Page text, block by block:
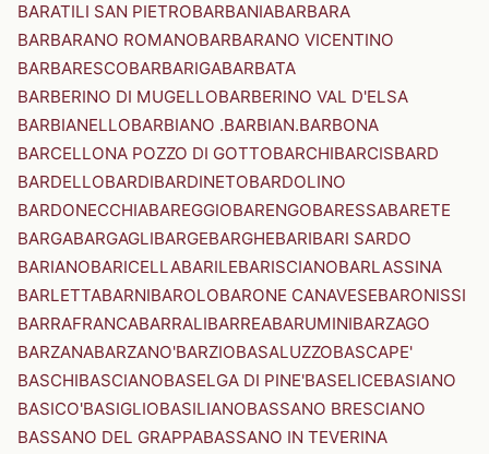
BARATILI SAN PIETROBARBANIABARBARA
BARBARANO ROMANOBARBARANO VICENTINO
BARBARESCOBARBARIGABARBATA
BARBERINO DI MUGELLOBARBERINO VAL D'ELSA
BARBIANELLOBARBIANO .BARBIAN.BARBONA
BARCELLONA POZZO DI GOTTOBARCHIBARCISBARD
BARDELLOBARDIBARDINETOBARDOLINO
BARDONECCHIABAREGGIOBARENGOBARESSABARETE
BARGABARGAGLIBARGEBARGHEBARIBARI SARDO
BARIANOBARICELLABARILEBARISCIANOBARLASSINA
BARLETTABARNIBAROLOBARONE CANAVESEBARONISSI
BARRAFRANCABARRALIBARREABARUMINIBARZAGO
BARZANABARZANO'BARZIOBASALUZZOBASCAPE'
BASCHIBASCIANOBASELGA DI PINE'BASELICEBASIANO
BASICO'BASIGLIOBASILIANOBASSANO BRESCIANO
BASSANO DEL GRAPPABASSANO IN TEVERINA